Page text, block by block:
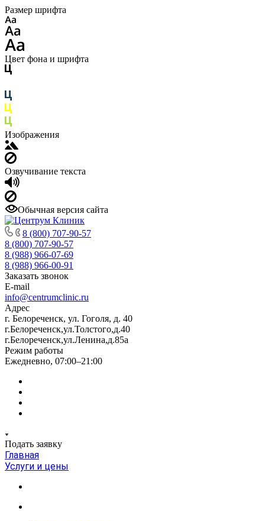
Размер шрифта
Цвет фона и шрифта
Изображения
Озвучивание текста
Обычная версия сайта
8 (800) 707-90-57
8 (800) 707-90-57
8 (988) 966-07-69
8 (988) 966-00-91
Заказать звонок
E-mail
info@centrumclinic.ru
Адрес
г. Белореченск, ул. Гоголя, д. 40
г.Белореченск,ул.Толстого,д.40
г.Белореченск,ул.Ленина,д.85а
Режим работы
Ежедневно, 07:00–21:00
Подать заявку
Главная
Услуги и цены